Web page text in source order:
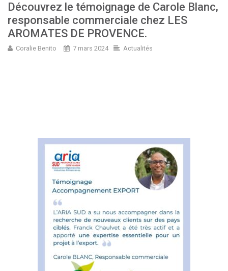
Découvrez le témoignage de Carole Blanc,
responsable commerciale chez LES
AROMATES DE PROVENCE.
Coralie Benito 7 mars 2024 Actualités